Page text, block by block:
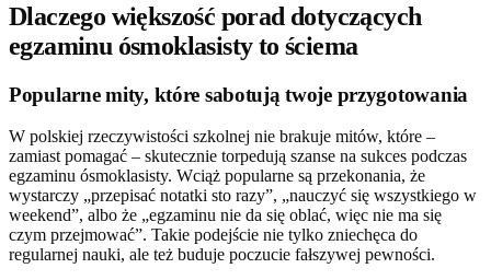
Dlaczego większość porad dotyczących
egzaminu ósmoklasisty to ściema
Popularne mity, które sabotują twoje przygotowania
W polskiej rzeczywistości szkolnej nie brakuje mitów, które –
zamiast pomagać – skutecznie torpedują szanse na sukces podczas
egzaminu ósmoklasisty. Wciąż popularne są przekonania, że
wystarczy „przepisać notatki sto razy”, „nauczyć się wszystkiego w
weekend”, albo że „egzaminu nie da się oblać, więc nie ma się
czym przejmować”. Takie podejście nie tylko zniechęca do
regularnej nauki, ale też buduje poczucie fałszywej pewności.